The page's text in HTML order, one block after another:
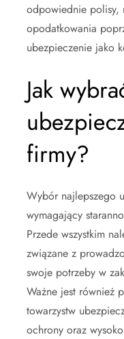
odpowiednie polisy,
opodatkowania
ubezpieczenie jako
Jak
firmy?
Wybór najlepszego
wymagający
Przede wszystkim
związane z
swoje potrzeby w
Ważne jest również
towarzystw
ochrony oraz